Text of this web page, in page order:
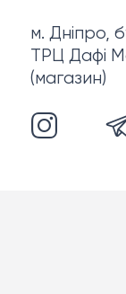
м. Дніпро,
ТРЦ Дафі
(магазин)